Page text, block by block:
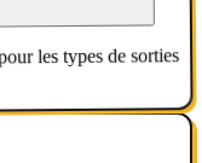
les types de sorties